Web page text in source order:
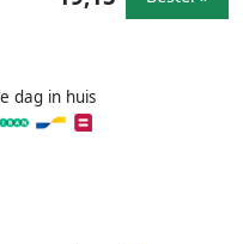
dag in huis